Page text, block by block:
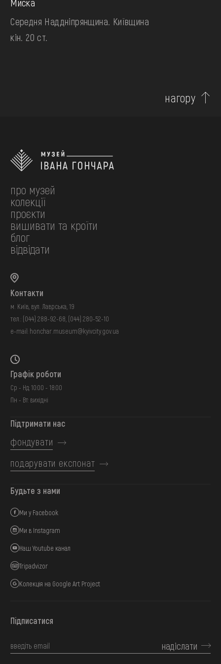
Миска
Середня Наддніпрянщина. Київщина
кін. 20 ст.
нагору
про музей
колекції
проєкти
вишивати та кроїти
блог
відвідати
Контакти
м. Київ, вул. Лаврська, 19
тел.: (044) 288-92-68 (044) 280-52-10
e-mail: honchar.museum@kyivcity.gov.ua
Графік роботи
Ср - Нд: 10:00 - 18:00
Пн - Вт: вихідні
Підтримати нас
фондувати
подарувати експонат
Будьте з нами
Ми у Facebook
Ми в Instagram
Наш Youtube канал
Tripadvizor
Колекція на Google Art Project
Підписатися
надіслати